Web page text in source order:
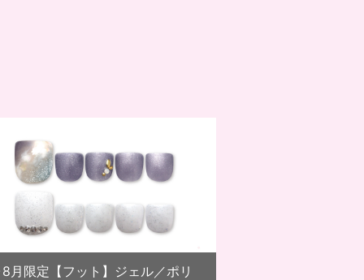
8月限定【フット】ジェル／ポリ